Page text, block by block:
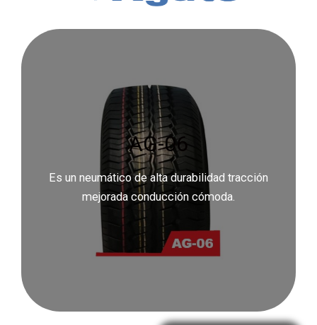
AG-06
Es un neumático de alta durabilidad tracción
mejorada conducción cómoda.